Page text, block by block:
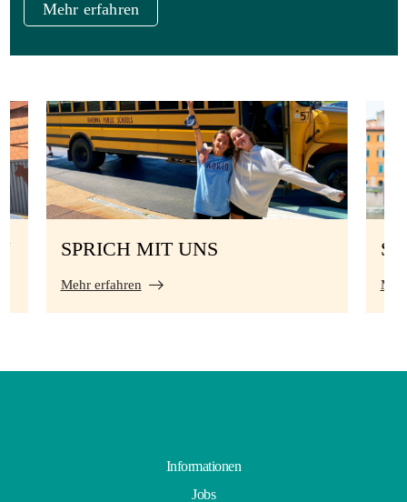
Mehr erfahren
SPRICH MIT UNS
Mehr erfahren
Informationen
Jobs